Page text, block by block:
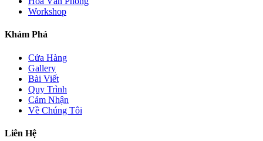
Workshop
Khám Phá
Cửa Hàng
Gallery
Bài Viết
Quy Trình
Cảm Nhận
Về Chúng Tôi
Liên Hệ